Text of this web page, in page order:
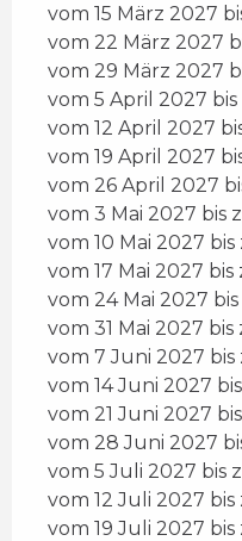
vom 15 März 2027
vom 22 März 2027
vom 29 März 2027
vom 5 April 2027
vom 12 April 2027
vom 19 April 2027
vom 26 April 2027
vom 3 Mai 2027 bis
vom 10 Mai 2027
vom 17 Mai 2027
vom 24 Mai 2027
vom 31 Mai 2027
vom 7 Juni 2027 bis
vom 14 Juni 2027
vom 21 Juni 2027
vom 28 Juni 2027
vom 5 Juli 2027 bis
vom 12 Juli 2027
vom 19 Juli 2027